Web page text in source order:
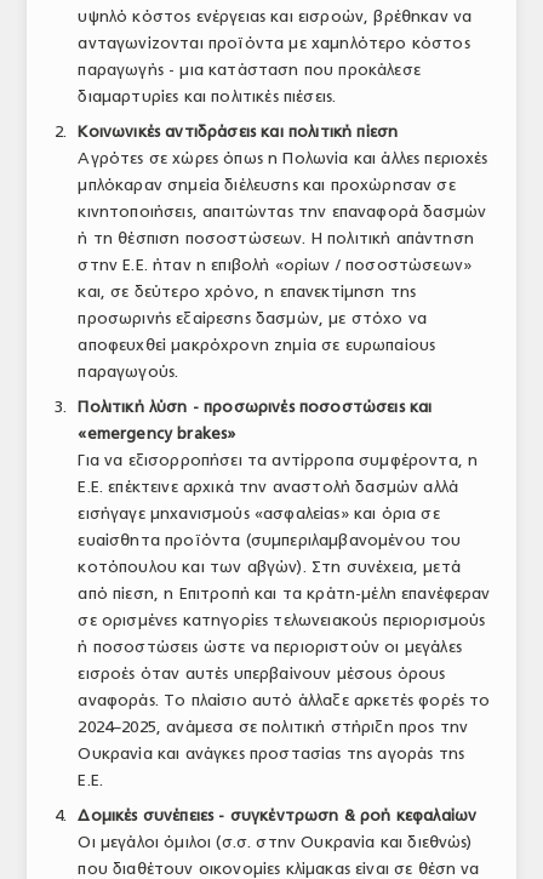
υψηλό κόστος ενέργειας και εισροών, βρέθηκαν να
ανταγωνίζονται προϊόντα με χαμηλότερο κόστος
παραγωγής - μια κατάσταση που προκάλεσε
διαμαρτυρίες και πολιτικές πιέσεις.
Κοινωνικές αντιδράσεις και πολιτική πίεση
Αγρότες σε χώρες όπως η Πολωνία και άλλες περιοχές
μπλόκαραν σημεία διέλευσης και προχώρησαν σε
κινητοποιήσεις, απαιτώντας την επαναφορά δασμών
ή τη θέσπιση ποσοστώσεων. Η πολιτική απάντηση
στην Ε.Ε. ήταν η επιβολή «ορίων / ποσοστώσεων»
και, σε δεύτερο χρόνο, η επανεκτίμηση της
προσωρινής εξαίρεσης δασμών, με στόχο να
αποφευχθεί μακρόχρονη ζημία σε ευρωπαίους
παραγωγούς.
Πολιτική λύση - προσωρινές ποσοστώσεις και
«emergency brakes»
Για να εξισορροπήσει τα αντίρροπα συμφέροντα, η
Ε.Ε. επέκτεινε αρχικά την αναστολή δασμών αλλά
εισήγαγε μηχανισμούς «ασφαλείας» και όρια σε
ευαίσθητα προϊόντα (συμπεριλαμβανομένου του
κοτόπουλου και των αβγών). Στη συνέχεια, μετά
από πίεση, η Επιτροπή και τα κράτη-μέλη επανέφεραν
σε ορισμένες κατηγορίες τελωνειακούς περιορισμούς
ή ποσοστώσεις ώστε να περιοριστούν οι μεγάλες
εισροές όταν αυτές υπερβαίνουν μέσους όρους
αναφοράς. Το πλαίσιο αυτό άλλαξε αρκετές φορές το
2024–2025, ανάμεσα σε πολιτική στήριξη προς την
Ουκρανία και ανάγκες προστασίας της αγοράς της
Ε.Ε.
Δομικές συνέπειες - συγκέντρωση & ροή κεφαλαίων
Οι μεγάλοι όμιλοι (σ.σ. στην Ουκρανία και διεθνώς)
που διαθέτουν οικονομίες κλίμακας είναι σε θέση να